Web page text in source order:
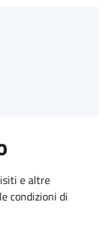
e altre
condizioni di